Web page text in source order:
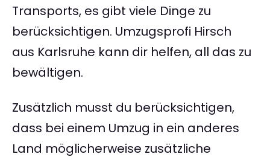
Transports, es gibt viele Dinge zu
berücksichtigen. Umzugsprofi Hirsch
aus Karlsruhe kann dir helfen, all das zu
bewältigen.
Zusätzlich musst du berücksichtigen,
dass bei einem Umzug in ein anderes
Land möglicherweise zusätzliche